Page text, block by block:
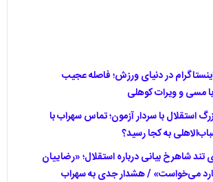
در دنیای ورزش؛ فاصله عجیب
با مسی و ویرات کوهلی
استقلال با سردار آزمون؛ تماس سهراب با
به کجا رسید؟
تند شاهرخ بیانی درباره استقلال؛ «رضاییان
می‌خواست» / هشدار جدی به سهراب